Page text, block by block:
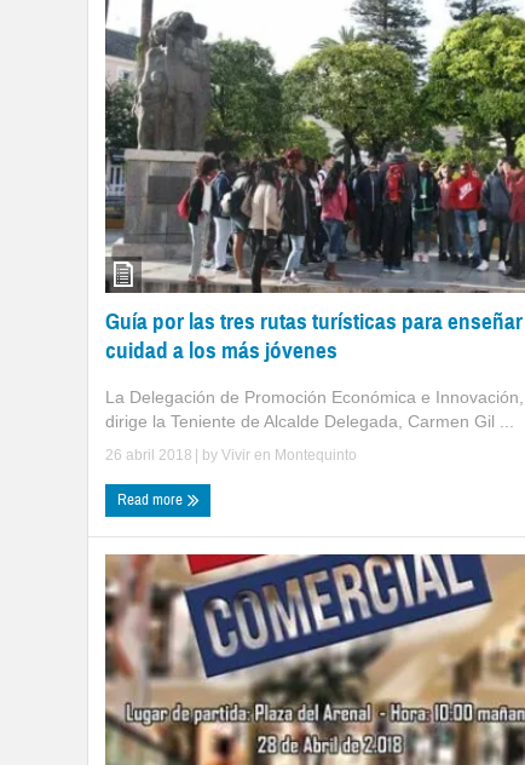
Guía por las tres rutas turísticas para
cuidad a los más jóvenes
La Delegación de Promoción Económica e
dirige la Teniente de Alcalde Delegada, Carmen Gil ...
26 abril 2018 | by Vivir en Montequinto
Read more